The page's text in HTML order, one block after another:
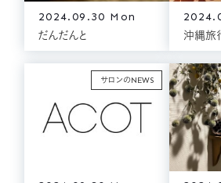
2024.09.30 Mon
だんだんと 沖縄旅
サロンのNEWS